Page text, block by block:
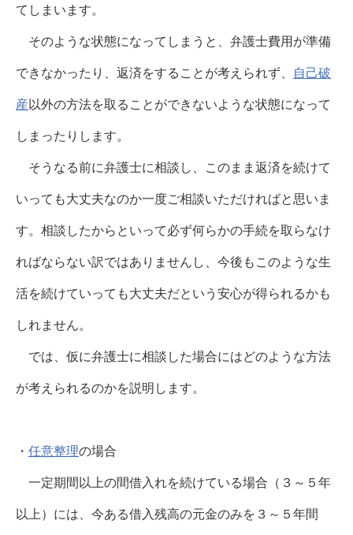
てしまいます。
そのような状態になってしまうと、弁護士費用が準備
できなかったり、返済をすることが考えられず、 自己破
産 以外の方法を取ることができないような状態になって
しまったりします。
そうなる前に弁護士に相談し、このまま返済を続けて
いっても大丈夫なのか一度ご相談いただければと思いま
す。相談したからといって必ず何らかの手続を取らなけ
ればならない訳ではありませんし、今後もこのような生
活を続けていっても大丈夫だという安心が得られるかも
しれません。
では、仮に弁護士に相談した場合にはどのような方法
が考えられるのかを説明します。
・ 任意整理の場合
一定期間以上の間借入れを続けている場合（３～５年
以上）には、今ある借入残高の元金のみを３～５年間